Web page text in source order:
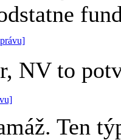
NV to
Ten